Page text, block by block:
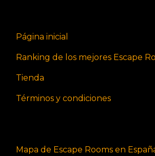
Página inicial
Ranking de los mejores Escape
Tienda
Términos y condiciones
Mapa de Escape Rooms en